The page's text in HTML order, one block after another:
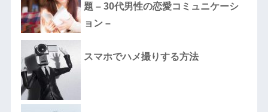
題 – 30代男性の恋愛コミュニケーシ
ョン –
スマホでハメ撮りする方法